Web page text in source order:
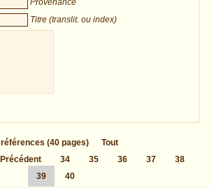
Provenance
Titre (translit. ou index)
références (40 pages)
Tout
Précédent 34 35 36 37
38
39
40